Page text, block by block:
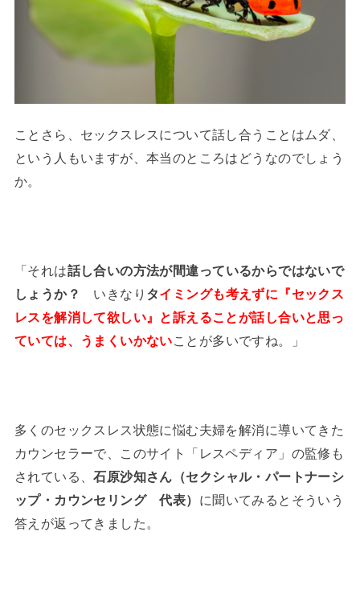
ことさら、セックスレスについて話し合うことはムダ、
という人もいますが、本当のところはどうなのでしょう
か。
「それは話し合いの方法が間違っているからではないで
しょうか？ いきなり タイミングも考えずに『セックス
レスを解消して欲しい』と訴えることが話し合いと思っ
ていては、うまくいかないことが多いですね。」
多くのセックスレス状態に悩む夫婦を解消に導いてきた
カウンセラーで、このサイト「レスペディア」の監修も
されている、石原沙知さん（セクシャル・パートナーシ
ップ・カウンセリング 代表） に聞いてみるとそういう
答えが返ってきました。